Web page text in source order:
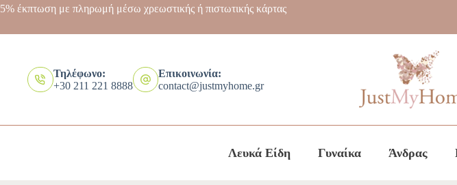
5% έκπτωση με πληρωμή μέσω χρεωστικής ή πιστωτικής κάρτας
Τηλέφωνο:
+30 211 221 8888
Επικοινωνία:
contact@justmyhome.gr
Λευκά Είδη Γυναίκα Άνδρας